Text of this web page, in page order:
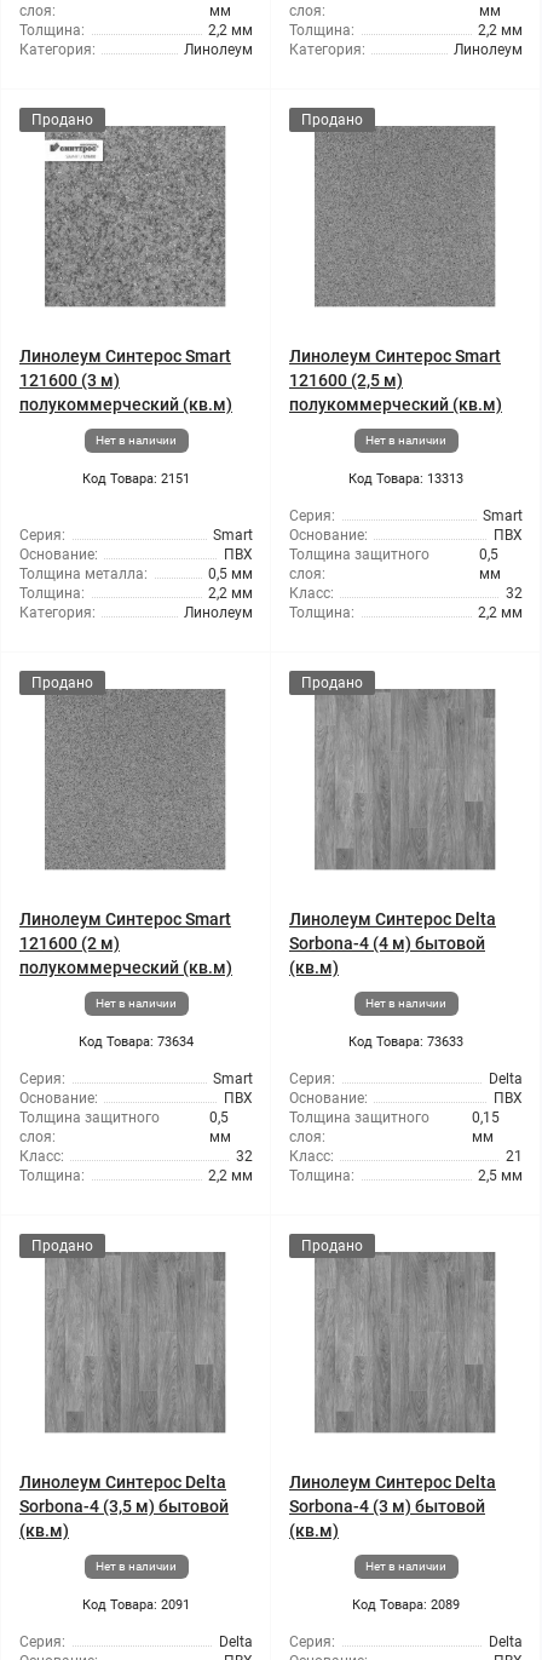
слоя:
мм
Толщина:
2,2 мм
Категория:
Линолеум
слоя:
мм
Толщина:
2,2 мм
Категория:
Линолеум
Продано
Линолеум Синтерос Smart
121600 (3 м)
полукоммерческий (кв.м)
Нет в наличии
Код Товара: 2151
Серия:
Smart
Основание:
ПВХ
Толщина металла:
0,5 мм
Толщина:
2,2 мм
Категория:
Линолеум
Продано
Линолеум Синтерос Smart
121600 (2,5 м)
полукоммерческий (кв.м)
Нет в наличии
Код Товара: 13313
Серия:
Smart
Основание:
ПВХ
Толщина защитного
слоя:
0,5
мм
Класс:
32
Толщина:
2,2 мм
Продано
Линолеум Синтерос Smart
121600 (2 м)
полукоммерческий (кв.м)
Нет в наличии
Код Товара: 73634
Серия:
Smart
Основание:
ПВХ
Толщина защитного
слоя:
0,5
мм
Класс:
32
Толщина:
2,2 мм
Продано
Линолеум Синтерос Delta
Sorbona-4 (4 м) бытовой
(кв.м)
Нет в наличии
Код Товара: 73633
Серия:
Delta
Основание:
ПВХ
Толщина защитного
слоя:
0,15
мм
Класс:
21
Толщина:
2,5 мм
Продано
Линолеум Синтерос Delta
Sorbona-4 (3,5 м) бытовой
(кв.м)
Нет в наличии
Код Товара: 2091
Серия:
Delta
Продано
Линолеум Синтерос Delta
Sorbona-4 (3 м) бытовой
(кв.м)
Нет в наличии
Код Товара: 2089
Серия:
Delta